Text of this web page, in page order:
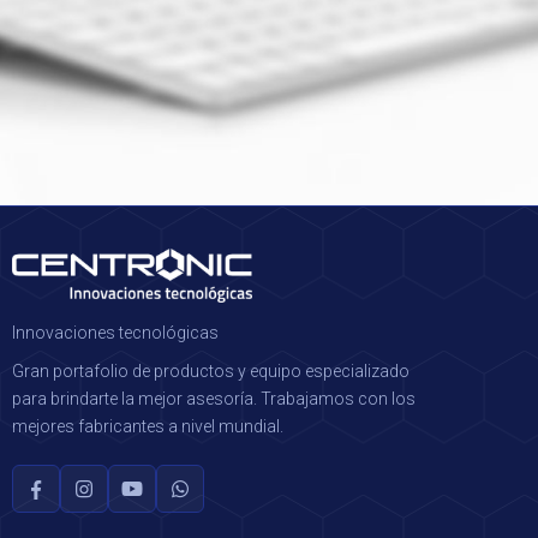
Innovaciones tecnológicas
Gran portafolio de productos y equipo especializado
para brindarte la mejor asesoría. Trabajamos con los
mejores fabricantes a nivel mundial.